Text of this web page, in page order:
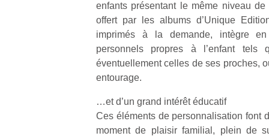
enfants présentant le même niveau
offert par les albums d’Unique
imprimés à la demande, intègre
personnels propres à l’enfant
éventuellement celles de ses proches,
entourage.
…et d’un grand intérêt éducatif
Ces éléments de personnalisation font
moment de plaisir familial, plein de